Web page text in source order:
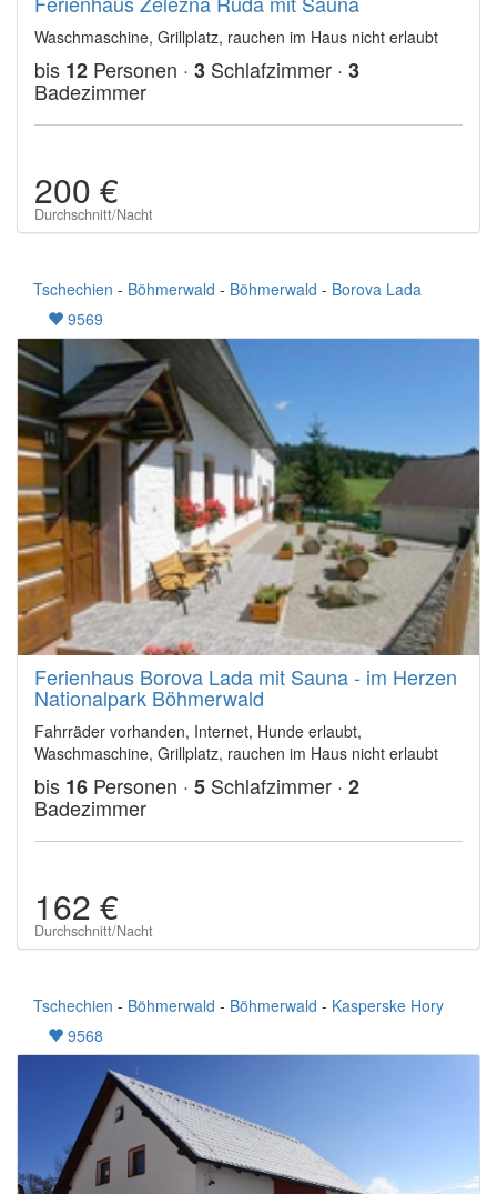
Waschmaschine, Grillplatz, rauchen im Haus nicht erlaubt
bis 12 Personen · 3 Schlafzimmer · 3
Badezimmer
200 €
Durchschnitt/Nacht
Tschechien - Böhmerwald - Böhmerwald - Borova Lada
9569
Ferienhaus Borova Lada mit Sauna - im Herzen
Nationalpark Böhmerwald
Fahrräder vorhanden, Internet, Hunde erlaubt,
Waschmaschine, Grillplatz, rauchen im Haus nicht erlaubt
bis 16 Personen · 5 Schlafzimmer · 2
Badezimmer
162 €
Durchschnitt/Nacht
Tschechien - Böhmerwald - Böhmerwald - Kasperske Hory
9568